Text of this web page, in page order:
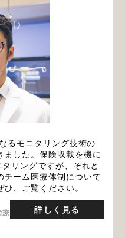
るモニタリング技術の
ました。保険収載を機に
リングですが、それと
チーム医療体制について
、ご覧ください。
療 詳しく見る